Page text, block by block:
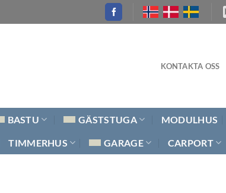
KONTAKTA OSS
BASTU GÄSTSTUGA MODULHUS
TIMMERHUS GARAGE CARPORT